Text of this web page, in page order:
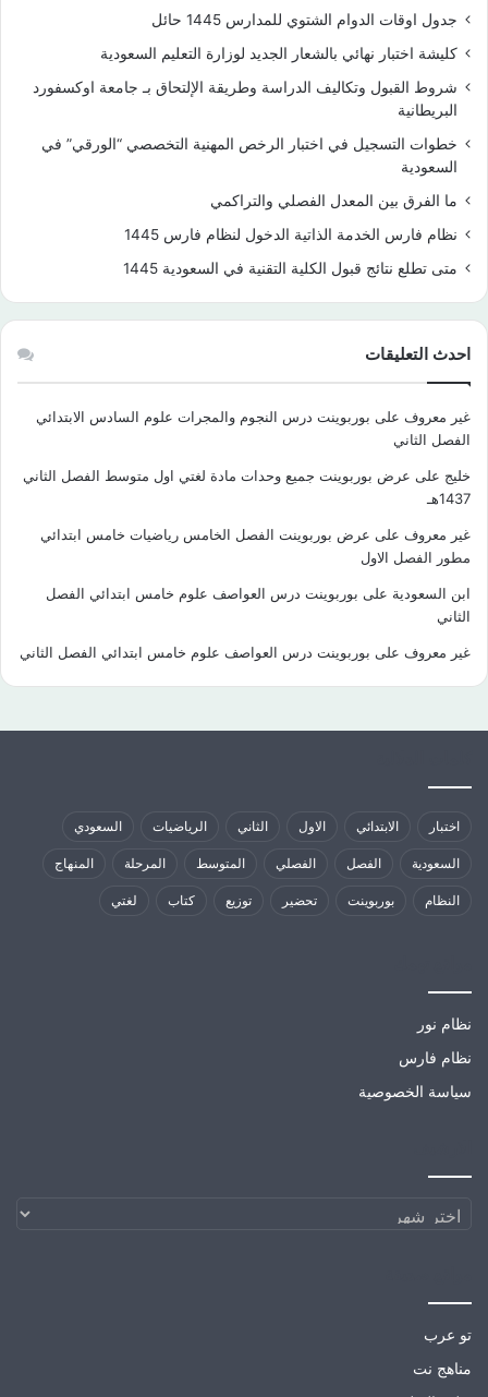
جدول اوقات الدوام الشتوي للمدارس 1445 حائل
كليشة اختبار نهائي بالشعار الجديد لوزارة التعليم السعودية
شروط القبول وتكاليف الدراسة وطريقة الإلتحاق بـ جامعة اوكسفورد
البريطانية
خطوات التسجيل في اختبار الرخص المهنية التخصصي “الورقي” في
السعودية
ما الفرق بين المعدل الفصلي والتراكمي
نظام فارس الخدمة الذاتية الدخول لنظام فارس 1445
متى تطلع نتائج قبول الكلية التقنية في السعودية 1445
احدث التعليقات
غير معروف على بوربوينت درس النجوم والمجرات علوم السادس الابتدائي
الفصل الثاني
خليج على عرض بوربوينت جميع وحدات مادة لغتي اول متوسط الفصل الثاني
1437هـ
غير معروف على عرض بوربوينت الفصل الخامس رياضيات خامس ابتدائي
مطور الفصل الاول
ابن السعودية على بوربوينت درس العواصف علوم خامس ابتدائي الفصل
الثاني
غير معروف على بوربوينت درس العواصف علوم خامس ابتدائي الفصل الثاني
اختبار الابتدائي الاول الثاني الرياضيات السعودي
السعودية الفصل الفصلي المتوسط المرحلة المنهاج
النظام بوربوينت تحضير توزيع كتاب لغتي
نظام نور
نظام فارس
سياسة الخصوصية
الارشيف
تو عرب
مناهج نت